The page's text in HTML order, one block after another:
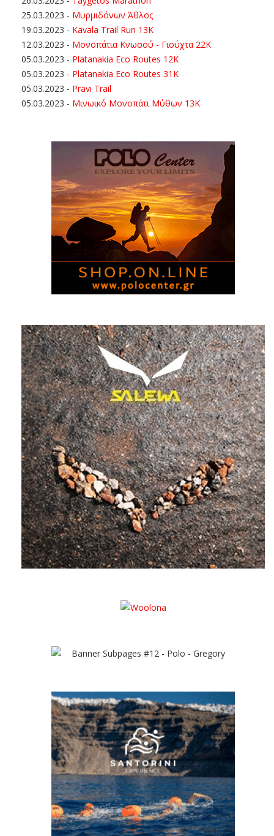
25.03.2023 - Μυρμιδόνων Άθλος
19.03.2023 - Kavala Trail Run 13K
12.03.2023 - Μονοπάτια Κνωσού - Γιούχτα 22Κ
05.03.2023 - Platanakia Eco Routes 12K
05.03.2023 - Platanakia Eco Routes 31K
05.03.2023 - Pravi Trail
05.03.2023 - Μινωικό Μονοπάτι Μύθων 13Κ